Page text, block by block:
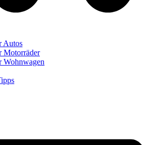
Autos
Motorräder
Wohnwagen